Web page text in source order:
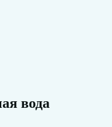
вода